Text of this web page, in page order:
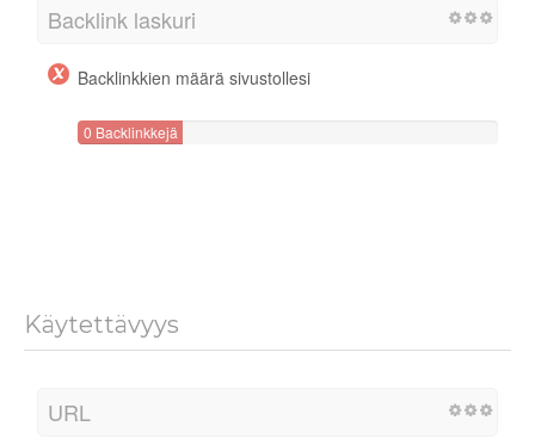
Backlink laskuri
Backlinkkien määrä sivustollesi
0 Backlinkkejä
Käytettävyys
URL